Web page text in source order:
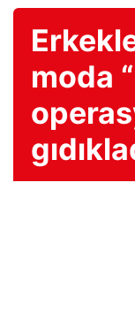
moda